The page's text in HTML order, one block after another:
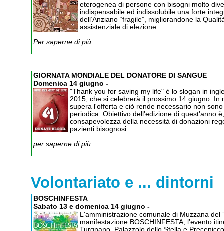
eterogenea di persone con bisogni molto
indispensabile ed indissolubile una forte
dell’Anziano “fragile”, migliorandone la
assistenziale di elezione.
Per saperne di più
GIORNATA MONDIALE DEL DONATORE DI SANGUE
Domenica 14 giugno -
"Thank you for saving my life" è lo slogan in
2015, che si celebrerà il prossimo 14 giugno.
supera l'offerta e ciò rende necessario non
periodica. Obiettivo dell'edizione di quest'anno
consapevolezza della necessità di donazioni
pazienti bisognosi.
per saperne di più
Volontariato e ... dintorni
BOSCHINFESTA
Sabato 13 e domenica 14 giugno -
L'amministrazione comunale di Muzzana
manifestazione BOSCHINFESTA, l’evento
Turgnano, Palazzolo dello Stella e